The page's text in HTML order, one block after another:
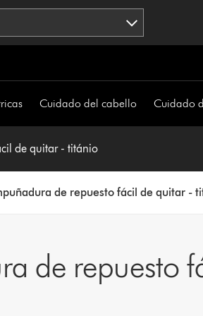
Cuidado del cabello Cuidado
de quitar - titánio
de repuesto fácil de quitar -
de repuesto